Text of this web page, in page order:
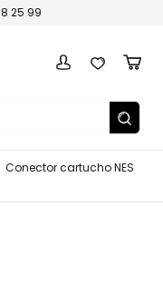
25 99
Conector cartucho NES